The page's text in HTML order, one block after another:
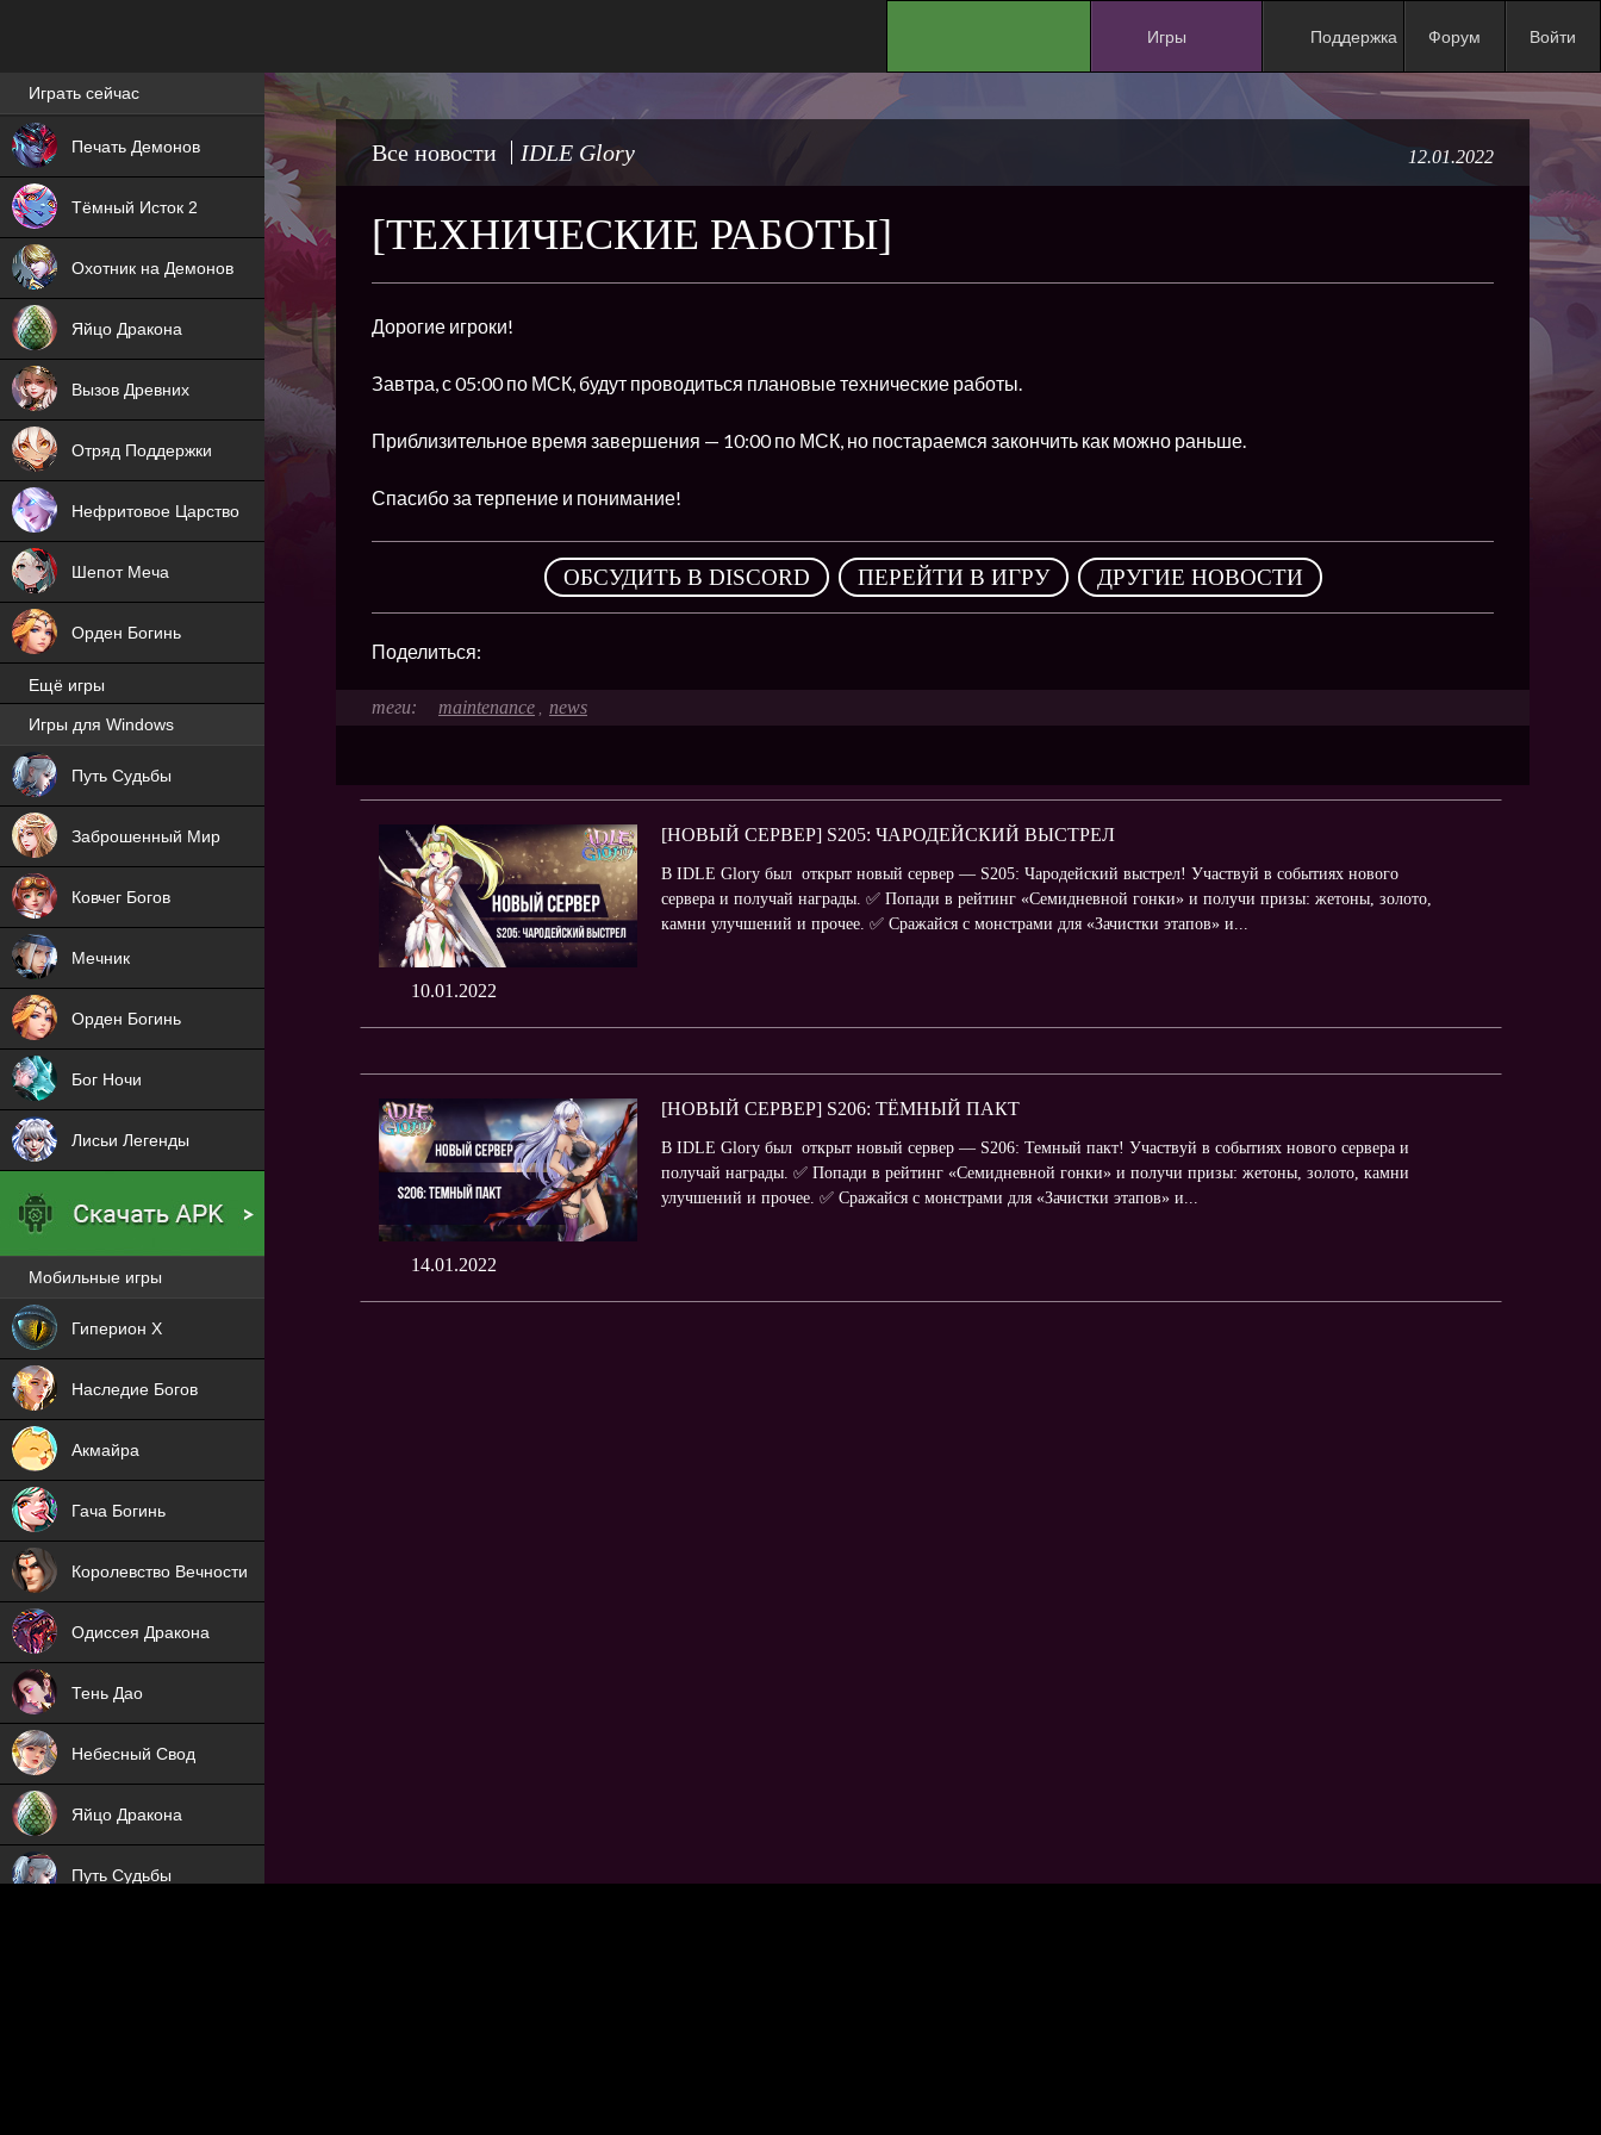
Игры
NEW
NEW
NEW
HIT
Поддержка Форум Войти
Все новости IDLE Glory 12.01.2022
[ТЕХНИЧЕСКИЕ РАБОТЫ]
Дорогие игроки!
Завтра, с 05:00 по МСК, будут проводиться плановые технические работы.
Приблизительное время завершения — 10:00 по МСК, но постараемся закончить как можно раньше.
Спасибо за терпение и понимание!
ОБСУДИТЬ В DISCORD , ПЕРЕЙТИ В ИГРУ , ДРУГИЕ НОВОСТИ
Поделиться:
maintenance , news
10.01.2022
[НОВЫЙ СЕРВЕР] S205: ЧАРОДЕЙСКИЙ ВЫСТРЕЛ
В IDLE Glory был открыт новый сервер — S205: Чародейский выстрел! Участвуй в событиях нового
сервера и получай награды. ✅ Попади в рейтинг «Семидневной гонки» и получи призы: жетоны, золото,
камни улучшений и прочее. ✅ Сражайся с монстрами для «Зачистки этапов» и...
14.01.2022
[НОВЫЙ СЕРВЕР] S206: ТЁМНЫЙ ПАКТ
В IDLE Glory был открыт новый сервер — S206: Темный пакт! Участвуй в событиях нового сервера и
получай награды. ✅ Попади в рейтинг «Семидневной гонки» и получи призы: жетоны, золото, камни
улучшений и прочее. ✅ Сражайся с монстрами для «Зачистки этапов» и...
Лучшие игры онлайн
Играть сейчас
Печать Демонов
NEW
Тёмный Исток 2
NEW
Охотник на Демонов
ХИТ
Яйцо Дракона
NEW
Вызов Древних
ХИТ
Отряд Поддержки
ХИТ
Нефритовое Царство
Шепот Меча
Орден Богинь
Ещё игры
Игры для Windows
Путь Судьбы
Заброшенный Мир
NEW
Ковчег Богов
Мечник
Орден Богинь
Бог Ночи
Лисьи Легенды
Мобильные игры
Гиперион Х
Наследие Богов
NEW
Акмайра
NEW
Гача Богинь
NEW
Королевство Вечности
NEW
Одиссея Дракона
NEW
Тень Дао
NEW
Небесный Свод
NEW
Яйцо Дракона
NEW
Путь Судьбы
NEW